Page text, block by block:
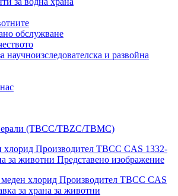
обслужване
научноизследователска и развойна
(TBCC/TBZC/TBMC)